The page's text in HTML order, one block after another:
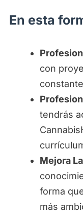
En esta
con
tendrás
Mejora
forma
más